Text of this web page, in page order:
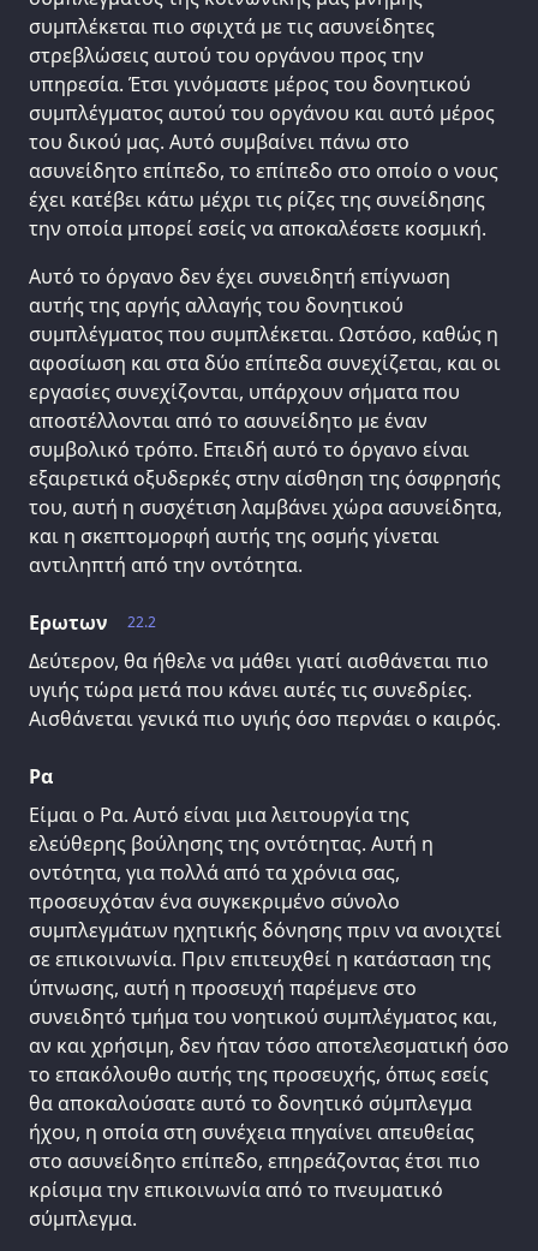
συμπλέκεται πιο σφιχτά με τις ασυνείδητες
στρεβλώσεις αυτού του οργάνου προς την
υπηρεσία. Έτσι γινόμαστε μέρος του δονητικού
συμπλέγματος αυτού του οργάνου και αυτό μέρος
του δικού μας. Αυτό συμβαίνει πάνω στο
ασυνείδητο επίπεδο, το επίπεδο στο οποίο ο νους
έχει κατέβει κάτω μέχρι τις ρίζες της συνείδησης
την οποία μπορεί εσείς να αποκαλέσετε κοσμική.
Αυτό το όργανο δεν έχει συνειδητή επίγνωση
αυτής της αργής αλλαγής του δονητικού
συμπλέγματος που συμπλέκεται. Ωστόσο, καθώς η
αφοσίωση και στα δύο επίπεδα συνεχίζεται, και οι
εργασίες συνεχίζονται, υπάρχουν σήματα που
αποστέλλονται από το ασυνείδητο με έναν
συμβολικό τρόπο. Επειδή αυτό το όργανο είναι
εξαιρετικά οξυδερκές στην αίσθηση της όσφρησής
του, αυτή η συσχέτιση λαμβάνει χώρα ασυνείδητα,
και η σκεπτομορφή αυτής της οσμής γίνεται
αντιληπτή από την οντότητα.
22.2
Ερωτων
Δεύτερον, θα ήθελε να μάθει γιατί αισθάνεται πιο
υγιής τώρα μετά που κάνει αυτές τις συνεδρίες.
Αισθάνεται γενικά πιο υγιής όσο περνάει ο καιρός.
Ρα
Είμαι ο Ρα. Αυτό είναι μια λειτουργία της
ελεύθερης βούλησης της οντότητας. Αυτή η
οντότητα, για πολλά από τα χρόνια σας,
προσευχόταν ένα συγκεκριμένο σύνολο
συμπλεγμάτων ηχητικής δόνησης πριν να ανοιχτεί
σε επικοινωνία. Πριν επιτευχθεί η κατάσταση της
ύπνωσης, αυτή η προσευχή παρέμενε στο
συνειδητό τμήμα του νοητικού συμπλέγματος και,
αν και χρήσιμη, δεν ήταν τόσο αποτελεσματική όσο
το επακόλουθο αυτής της προσευχής, όπως εσείς
θα αποκαλούσατε αυτό το δονητικό σύμπλεγμα
ήχου, η οποία στη συνέχεια πηγαίνει απευθείας
στο ασυνείδητο επίπεδο, επηρεάζοντας έτσι πιο
κρίσιμα την επικοινωνία από το πνευματικό
σύμπλεγμα.